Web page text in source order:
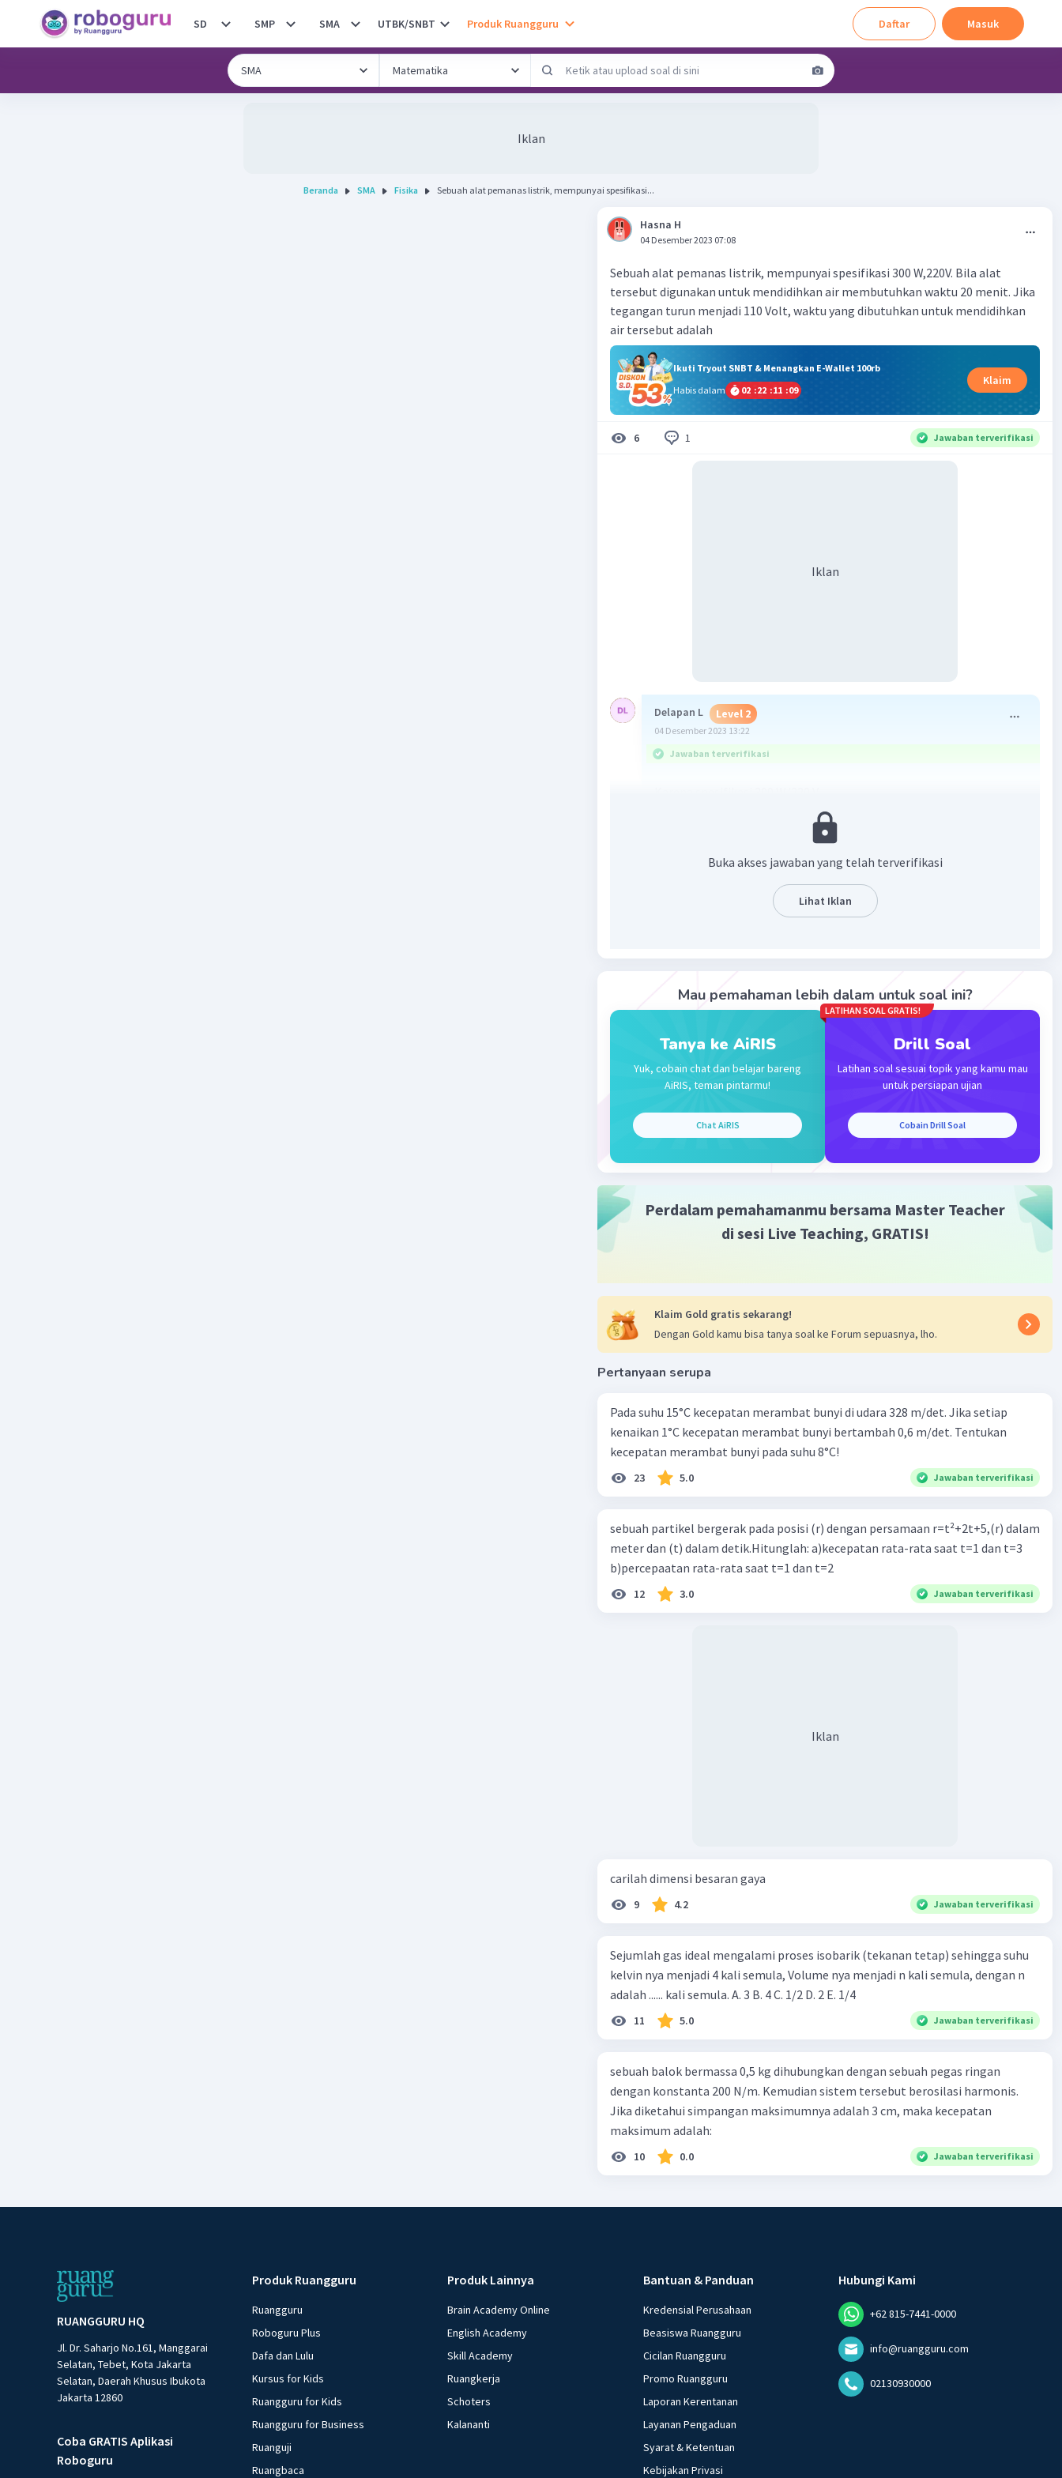
SD SMP SMA UTBK/SNBT Produk Ruangguru Daftar Masuk
Iklan
Beranda SMA Fisika Sebuah alat pemanas listrik, mempunyai spesifikasi...
Hasna H
04 Desember 2023 07:08
Sebuah alat pemanas listrik, mempunyai spesifikasi 300 W,220V. Bila alat
tersebut digunakan untuk mendidihkan air membutuhkan waktu 20 menit. Jika
tegangan turun menjadi 110 Volt, waktu yang dibutuhkan untuk mendidihkan
air tersebut adalah
Ikuti Tryout SNBT & Menangkan E-Wallet 100rb
Habis dalam
02 :22 :11 :09
Klaim
6 1 Jawaban terverifikasi
Iklan
Delapan L Level 2
04 Desember 2023 13:22
Jawaban terverifikasi
maka jika dipasang dengan tegangan 110 V,
P' =300*(1/4) = 75 W atau daya menjadi 1/4nya,
maka waktu mendidihkan air akan menjadi 4 kali lipat semula, yakni
Buka akses jawaban yang telah terverifikasi
Lihat Iklan
Mau pemahaman lebih dalam untuk soal ini?
Tanya ke AiRIS
Yuk, cobain chat dan belajar bareng
AiRIS, teman pintarmu!
Chat AiRIS
LATIHAN SOAL GRATIS!
Drill Soal
Latihan soal sesuai topik yang kamu mau
untuk persiapan ujian
Cobain Drill Soal
Perdalam pemahamanmu bersama Master Teacher
di sesi Live Teaching, GRATIS!
Klaim Gold gratis sekarang!
Dengan Gold kamu bisa tanya soal ke Forum sepuasnya, lho.
Pertanyaan serupa
Pada suhu 15°C kecepatan merambat bunyi di udara 328 m/det. Jika setiap
kenaikan 1°C kecepatan merambat bunyi bertambah 0,6 m/det. Tentukan
kecepatan merambat bunyi pada suhu 8°C!
23 5.0 Jawaban terverifikasi
sebuah partikel bergerak pada posisi (r) dengan persamaan r=t²+2t+5,(r) dalam
meter dan (t) dalam detik.Hitunglah: a)kecepatan rata-rata saat t=1 dan t=3
b)percepaatan rata-rata saat t=1 dan t=2
12 3.0 Jawaban terverifikasi
Iklan
carilah dimensi besaran gaya
9 4.2 Jawaban terverifikasi
Sejumlah gas ideal mengalami proses isobarik (tekanan tetap) sehingga suhu
kelvin nya menjadi 4 kali semula, Volume nya menjadi n kali semula, dengan n
adalah ...... kali semula. A. 3 B. 4 C. 1/2 D. 2 E. 1/4
11 5.0 Jawaban terverifikasi
sebuah balok bermassa 0,5 kg dihubungkan dengan sebuah pegas ringan
dengan konstanta 200 N/m. Kemudian sistem tersebut berosilasi harmonis.
Jika diketahui simpangan maksimumnya adalah 3 cm, maka kecepatan
maksimum adalah:
10 0.0 Jawaban terverifikasi
RUANGGURU HQ
Jl. Dr. Saharjo No.161, Manggarai
Selatan, Tebet, Kota Jakarta
Selatan, Daerah Khusus Ibukota
Jakarta 12860
Coba GRATIS Aplikasi
Roboguru
Produk Ruangguru
Ruangguru
Roboguru Plus
Dafa dan Lulu
Kursus for Kids
Ruangguru for Kids
Ruangguru for Business
Ruanguji
Ruangbaca
Produk Lainnya
Brain Academy Online
English Academy
Skill Academy
Ruangkerja
Schoters
Kalananti
Bantuan & Panduan
Kredensial Perusahaan
Beasiswa Ruangguru
Cicilan Ruangguru
Promo Ruangguru
Laporan Kerentanan
Layanan Pengaduan
Syarat & Ketentuan
Kebijakan Privasi
Hubungi Kami
+62 815-7441-0000
info@ruangguru.com
02130930000